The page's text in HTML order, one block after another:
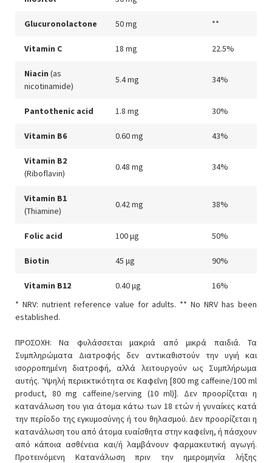
Glucuronolactone 50 mg **
Vitamin C 18 mg 22.5%
Niacin (as
nicotinamide)
5.4 mg 34%
Pantothenic acid 1.8 mg 30%
Vitamin B6 0.60 mg 43%
Vitamin B2
(Riboflavin)
0.48 mg 34%
Vitamin B1
(Thiamine)
0.42 mg 38%
Folic acid 100 μg 50%
Biotin 45 μg 90%
Vitamin B12 0.40 μg
16%
* NRV: nutrient reference value for adults. ** No NRV has been
established.
ΠΡΟΣΟΧΗ: Να φυλάσσεται μακριά από μικρά παιδιά. Τα
Συμπληρώματα Διατροφής δεν αντικαθιστούν την υγιή και
ισορροπημένη διατροφή, αλλά λειτουργούν ως Συμπλήρωμα
αυτής. Ύψηλή περιεκτικότητα σε Καφεΐνη [800 mg caffeine/100 ml
product, 80 mg caffeine/serving (10 ml)]. Δεν προορίζεται η
κατανάλωση του για άτομα κάτω των 18 ετών ή γυναίκες κατά
την περίοδο της εγκυμοσύνης ή του θηλασμού. Δεν προορίζεται η
κατανάλωση του από άτομα ευαίσθητα στην καφεΐνη, ή πάσχουν
από κάποια ασθένεια και/ή λαμβάνουν φαρμακευτική αγωγή.
Προτεινόμενη Κατανάλωση πριν την ημερομηνία λήξης